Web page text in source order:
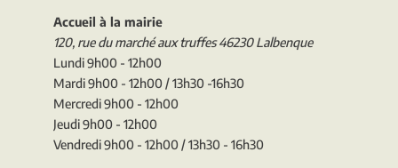
Accueil à la mairie
120, rue du marché aux truffes 46230 Lalbenque
Lundi 9h00 - 12h00
Mardi 9h00 - 12h00 / 13h30 -16h30
Mercredi 9h00 - 12h00
Jeudi 9h00 - 12h00
Vendredi 9h00 - 12h00 / 13h30 - 16h30